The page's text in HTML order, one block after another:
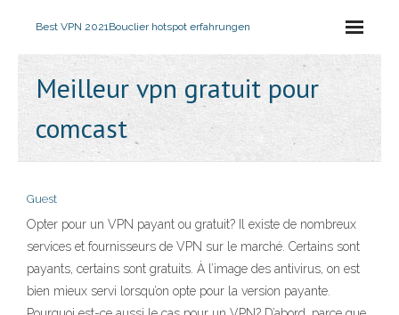
Best VPN 2021Bouclier hotspot erfahrungen
Meilleur vpn gratuit pour
comcast
Guest
Opter pour un VPN payant ou gratuit? Il existe de nombreux
services et fournisseurs de VPN sur le marché. Certains sont
payants, certains sont gratuits. À l’image des antivirus, on est
bien mieux servi lorsqu’on opte pour la version payante.